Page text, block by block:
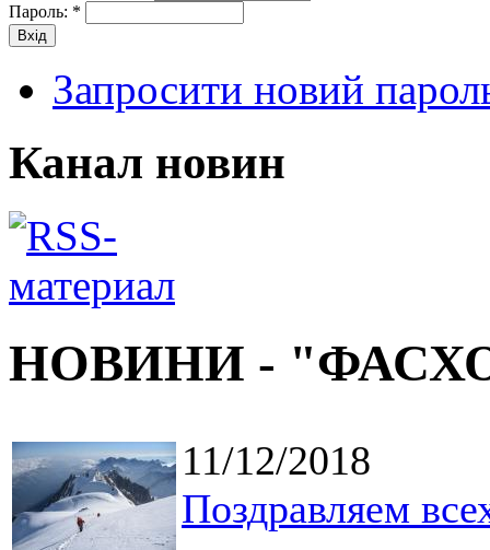
Пароль: *
Запросити новий
Канал новин
НОВИНИ -
11/12/2018
Поздравляем